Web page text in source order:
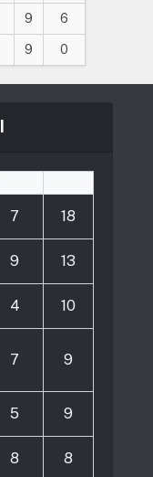
9 6
9 0
7 18
9 13
4 10
7 9
5 9
8 8